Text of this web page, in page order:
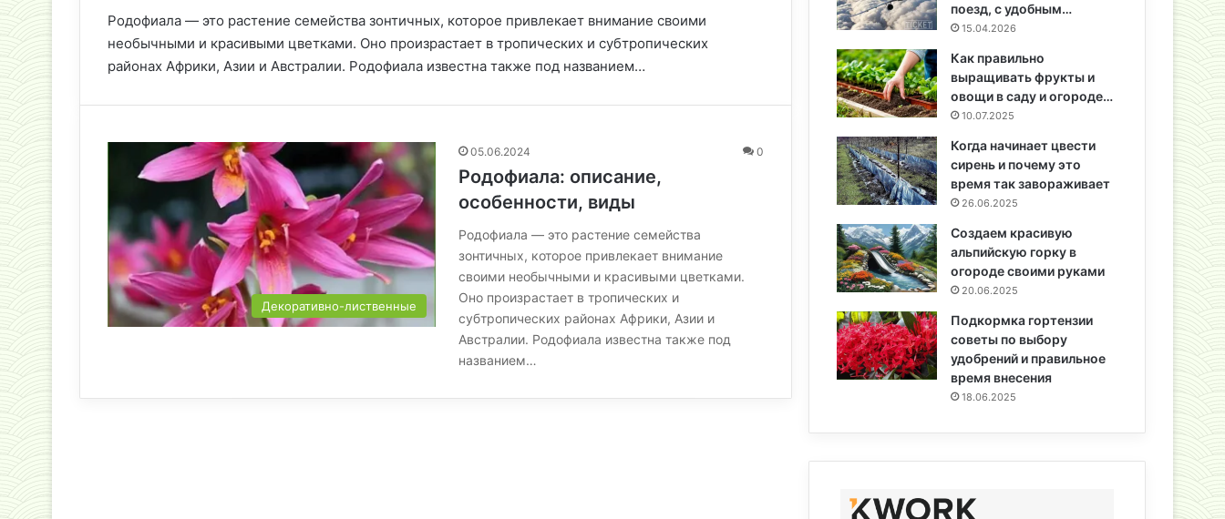
Родофиала — это растение семейства зонтичных, которое привлекает внимание своими
необычными и красивыми цветками. Оно произрастает в тропических и субтропических
районах Африки, Азии и Австралии. Родофиала известна также под названием…
Декоративно-лиственные
05.06.2024 0
Родофиала: описание,
особенности, виды
Родофиала — это растение семейства
зонтичных, которое привлекает внимание
своими необычными и красивыми цветками.
Оно произрастает в тропических и
субтропических районах Африки, Азии и
Австралии. Родофиала известна также под
названием…
поезд, с удобным…
15.04.2026
Как правильно
выращивать фрукты и
овощи в саду и огороде…
10.07.2025
Когда начинает цвести
сирень и почему это
время так завораживает
26.06.2025
Создаем красивую
альпийскую горку в
огороде своими руками
20.06.2025
Подкормка гортензии
советы по выбору
удобрений и правильное
время внесения
18.06.2025